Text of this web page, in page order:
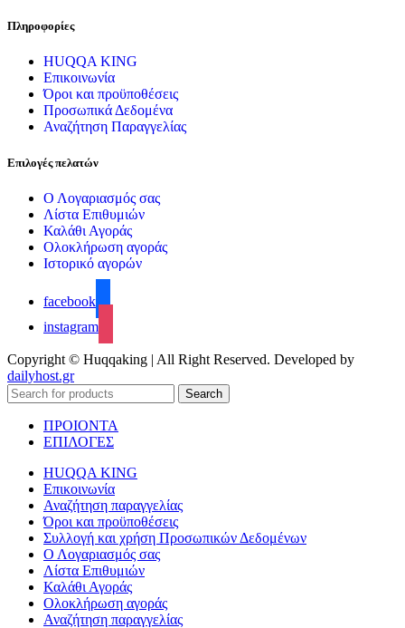
Πληροφορίες
HUQQA KING
Επικοινωνία
Όροι και προϋποθέσεις
Προσωπικά Δεδομένα
Αναζήτηση Παραγγελίας
Επιλογές πελατών
Ο Λογαριασμός σας
Λίστα Επιθυμιών
Καλάθι Αγοράς
Ολοκλήρωση αγοράς
Ιστορικό αγορών
facebook
instagram
Copyright © Huqqaking | All Right Reserved. Developed by
dailyhost.gr
Search
ΠΡΟΙΟΝΤΑ
ΕΠΙΛΟΓΕΣ
HUQQA KING
Επικοινωνία
Αναζήτηση παραγγελίας
Όροι και προϋποθέσεις
Συλλογή και χρήση Προσωπικών Δεδομένων
Ο Λογαριασμός σας
Λίστα Επιθυμιών
Καλάθι Αγοράς
Ολοκλήρωση αγοράς
Αναζήτηση παραγγελίας